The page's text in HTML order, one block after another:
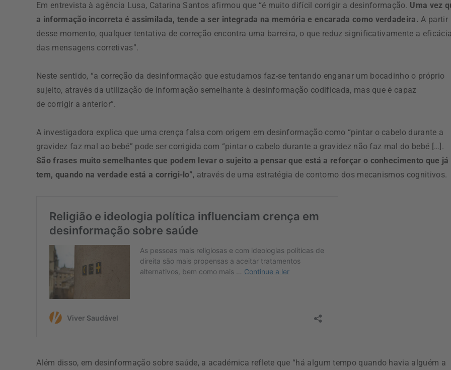
Em entrevista à agência Lusa, Catarina Santos afirmou que “é muito difícil corrigir a desinformação. Uma vez
a informação incorreta é assimilada, tende a ser integrada na memória e encarada como verdadeira. A partir
desse momento, qualquer tentativa de correção encontra uma barreira, o que reduz significativamente a
das mensagens corretivas”.
Neste sentido, “a correção da desinformação que estudamos faz-se tentando enganar um bocadinho o próprio
sujeito, através da utilização de informação semelhante à desinformação codificada, mas que é capaz
de corrigir a anterior”.
A investigadora explica que uma crença falsa com origem em desinformação como “pintar o cabelo durante a
gravidez faz mal ao bebé” pode ser corrigida com “pintar o cabelo durante a gravidez não faz mal do bebé […].
São frases muito semelhantes que podem levar o sujeito a pensar que está a reforçar o conhecimento que já
tem, quando na verdade está a corrigi-lo”, através de uma estratégia de contorno dos mecanismos cognitivos.
Além disso, em desinformação sobre saúde, a académica reflete que “há algum tempo quando havia alguém a